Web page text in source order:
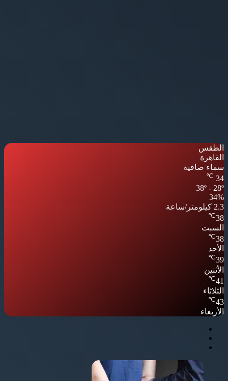
الطقس
القاهرة
سماء صافية
34
℃
38º - 28º
34%
2.3 كيلومتر/ساعة
38
℃
السبت
38
℃
الأحد
39
℃
الأثنين
41
℃
الثلاثاء
43
℃
الأربعاء